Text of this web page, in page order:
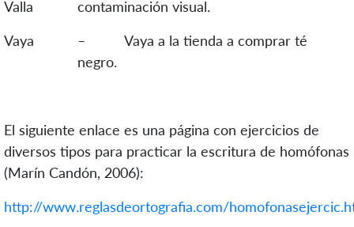
Valla
Vaya
contaminación visual.
– Vaya a la tienda a comprar té
negro.
El siguiente enlace es una página con ejercicios de
diversos tipos para practicar la escritura de homófonas
(Marín Candón, 2006):
http://www.reglasdeortografia.com/